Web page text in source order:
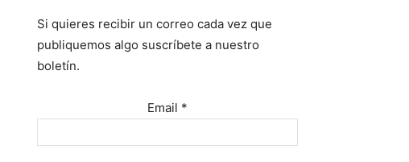
Si quieres recibir un correo cada vez que
publiquemos algo suscríbete a nuestro
boletín.
Email *